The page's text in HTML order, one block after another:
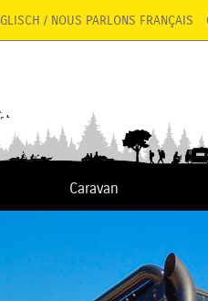
/ NOUS PARLONS FRANÇAIS
Caravan